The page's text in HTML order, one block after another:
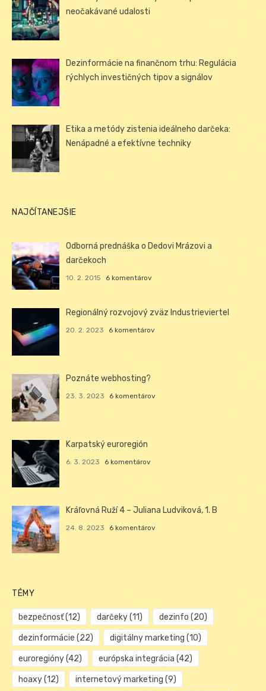
neočakávané udalosti
Dezinformácie na finančnom trhu: Regulácia
rýchlych investičných tipov a signálov
Etika a metódy zistenia ideálneho darčeka:
Nenápadné a efektívne techniky
NAJČÍTANEJŠIE
Odborná prednáška o Dedovi Mrázovi a
darčekoch
10. 2. 2015 6 komentárov
Regionálný rozvojový zväz Industrieviertel
20. 2. 2023 6 komentárov
Poznáte webhosting?
23. 3. 2023 6 komentárov
Karpatský euroregión
6. 3. 2023 6 komentárov
Kráľovná Ruží 4 – Juliana Ludviková, 1. B
24. 8. 2023 6 komentárov
TÉMY
bezpečnosť(12) darčeky(11) dezinfo (20)
dezinformácie (22) digitálny marketing (10)
euroregióny(42) európska integrácia (42)
hoaxy(12) internetový marketing (9)